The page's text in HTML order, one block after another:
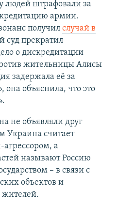
людей штрафовали за
армии.
получил случай в
суд прекратил
о дискредитации
жительницы Алисы
задержала её за
объяснила, что это
не объявляли друг
Украина считает
агрессором, а
называют Россию
– в связи с
объектов и